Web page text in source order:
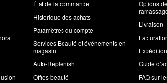
État de la commande
Historique des achats
Paramètres du compte
Services Beauté et événements en
magasin
Auto-Replenish
Offres beauté
Options
Livraison
Guide
FAQ sur